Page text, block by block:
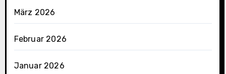
März 2026
Februar 2026
Januar 2026